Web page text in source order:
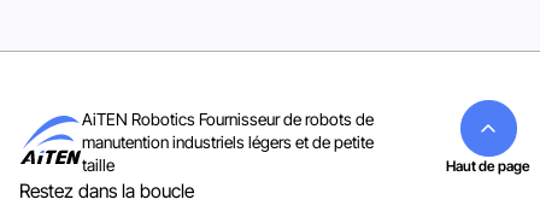
AiTEN Robotics Fournisseur de robots de
manutention industriels légers et de petite
taille
Restez dans la boucle
Haut de page